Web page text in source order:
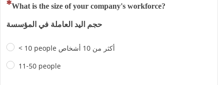
(This question is mandatory)
What is the size of your company's workforce?
حجم اليد العاملة في المؤسسة
< 10 people أكثر من 10 أشخاص
11-50 people